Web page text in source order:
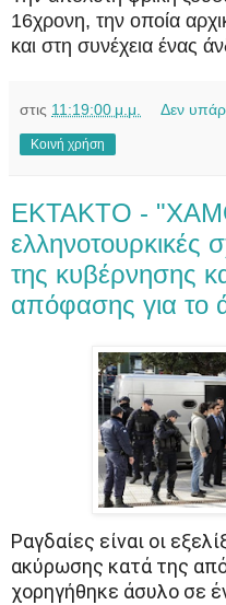
16χρονη, την οποία
και στη συνέχεια ένας
στις 11:19:00 μ.μ. Δεν
Κοινή χρήση
EKTAKTO -
ελληνοτουρκικές
της κυβέρνησης
απόφασης για
Ραγδαίες είναι οι
ακύρωσης κατά της
χορηγήθηκε άσυλο σε